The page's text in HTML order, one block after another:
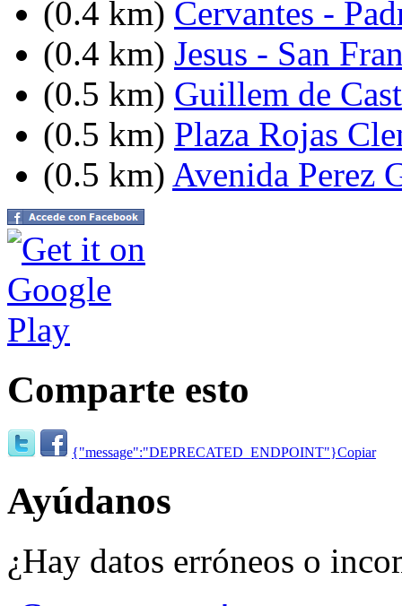
(0.4 km) Cervantes -
(0.4 km) Jesus - San
(0.5 km) Guillem de
(0.5 km) Plaza Rojas
(0.5 km) Avenida Perez
Comparte esto
{"message":"DEPRECATED_ENDPOINT"}Copiar
Ayúdanos
¿Hay datos erróneos o